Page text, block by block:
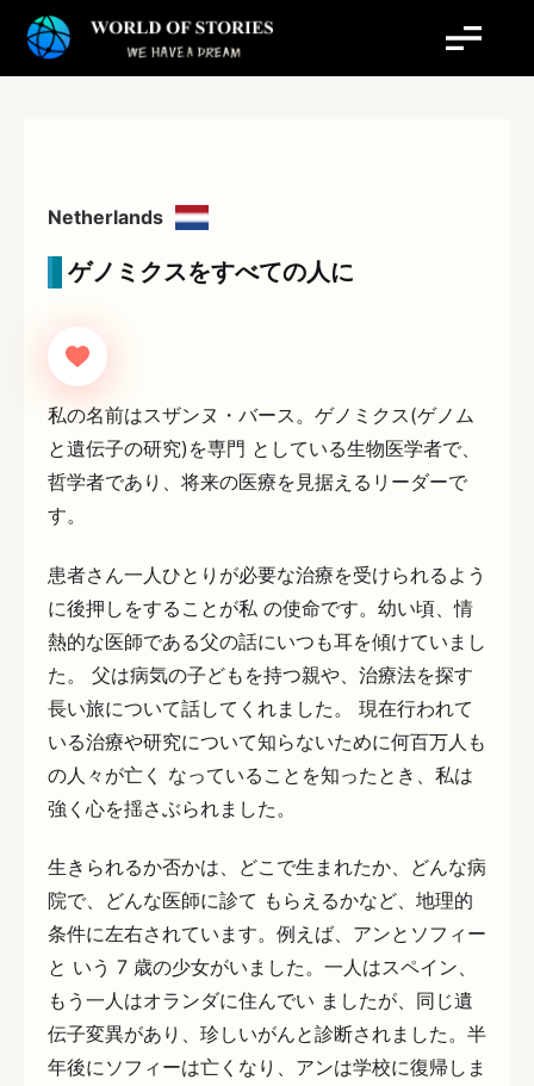
Netherlands
ゲノミクスをすべての人に
私の名前はスザンヌ・バース。ゲノミクス(ゲノム
と遺伝子の研究)を専門 としている生物医学者で、
哲学者であり、将来の医療を見据えるリーダーで
す。
患者さん一人ひとりが必要な治療を受けられるよう
に後押しをすることが私 の使命です。幼い頃、情
熱的な医師である父の話にいつも耳を傾けていまし
た。 父は病気の子どもを持つ親や、治療法を探す
長い旅について話してくれました。 現在行われて
いる治療や研究について知らないために何百万人も
の人々が亡く なっていることを知ったとき、私は
強く心を揺さぶられました。
生きられるか否かは、どこで生まれたか、どんな病
院で、どんな医師に診て もらえるかなど、地理的
条件に左右されています。例えば、アンとソフィー
と いう 7 歳の少女がいました。一人はスペイン、
もう一人はオランダに住んでい ましたが、同じ遺
伝子変異があり、珍しいがんと診断されました。半
年後にソフィーは亡くなり、アンは学校に復帰しま